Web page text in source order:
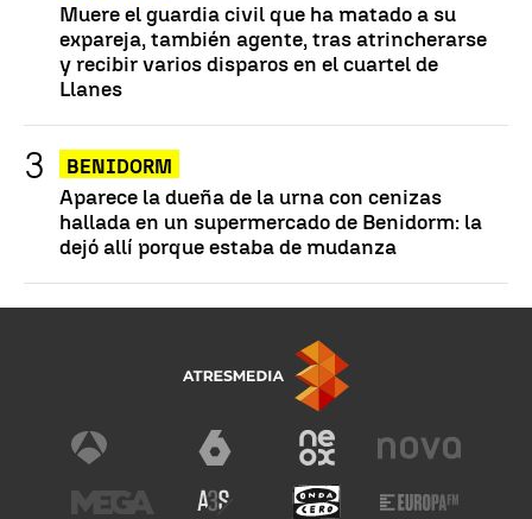
Muere el guardia civil que ha matado a su
expareja, también agente, tras atrincherarse
y recibir varios disparos en el cuartel de
Llanes
BENIDORM
Aparece la dueña de la urna con cenizas
hallada en un supermercado de Benidorm: la
dejó allí porque estaba de mudanza